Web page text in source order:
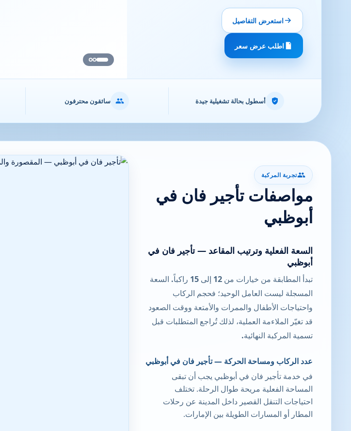
استعرض التفاصيل
اطلب عرض سعر
أسطول بحالة تشغيلية جيدة سائقون محترفون
تجربة المركبة
مواصفات تأجير فان في
أبوظبي
السعة الفعلية وترتيب المقاعد — تأجير فان في
أبوظبي
تبدأ المطابقة من خيارات من 12 إلى 15 راكباً. السعة
المسجلة ليست العامل الوحيد؛ فحجم الركاب
واحتياجات الأطفال والممرات والأمتعة ووقت الصعود
قد تغيّر الملاءمة العملية، لذلك تُراجع المتطلبات قبل
تسمية المركبة النهائية.
عدد الركاب ومساحة الحركة — تأجير فان في أبوظبي
في خدمة تأجير فان في أبوظبي يجب أن تبقى
المساحة الفعلية مريحة طوال الرحلة. تختلف
احتياجات التنقل القصير داخل المدينة عن رحلات
المطار أو المسارات الطويلة بين الإمارات.